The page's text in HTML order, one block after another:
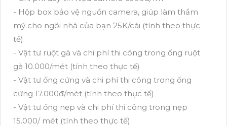
- Hộp box bảo vệ nguồn camera, giúp làm thẩm
mỹ cho ngôi nhà của bạn 25K/cái (tính theo thực
tế)
- Vật tư ruột gà và chi phí thi công trong ống ruột
gà 10.000/mét (tính theo thực tế)
- Vật tư ống cứng và chi phí thi công trong ống
cứng 17.000đ/mét (tính theo thực tế)
- Vật tư ống nẹp và chi phí thi công trong nẹp
15.000/ mét (tính theo thực tế)